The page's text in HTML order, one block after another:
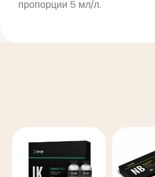
пропорции 5 мл/л.